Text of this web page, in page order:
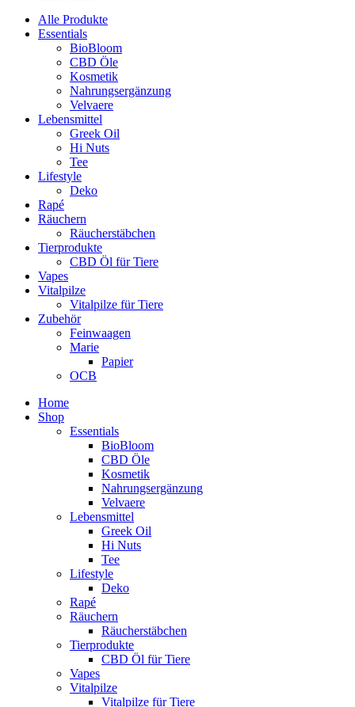
Alle Produkte
Essentials
BioBloom
CBD Öle
Kosmetik
Nahrungsergänzung
Velvaere
Lebensmittel
Greek Oil
Hi Nuts
Tee
Lifestyle
Deko
Rapé
Räuchern
Räucherstäbchen
Tierprodukte
CBD Öl für Tiere
Vapes
Vitalpilze
Vitalpilze für Tiere
Zubehör
Feinwaagen
Marie
Papier
OCB
Home
Shop
Essentials
BioBloom
CBD Öle
Kosmetik
Nahrungsergänzung
Velvaere
Lebensmittel
Greek Oil
Hi Nuts
Tee
Lifestyle
Deko
Rapé
Räuchern
Räucherstäbchen
Tierprodukte
CBD Öl für Tiere
Vapes
Vitalpilze
Vitalpilze für Tiere